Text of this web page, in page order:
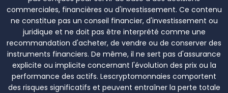
commerciales, financières ou d'investissement. Ce contenu
ne constitue pas un conseil financier, d'investissement ou
juridique et ne doit pas être interprété comme une
recommandation d'acheter, de vendre ou de conserver des
instruments financiers. De même, il ne sert pas d'assurance
explicite ou implicite concernant l'évolution des prix ou la
performance des actifs. Lescryptomonnaies comportent
des risques significatifs et peuvent entraîner la perte totale